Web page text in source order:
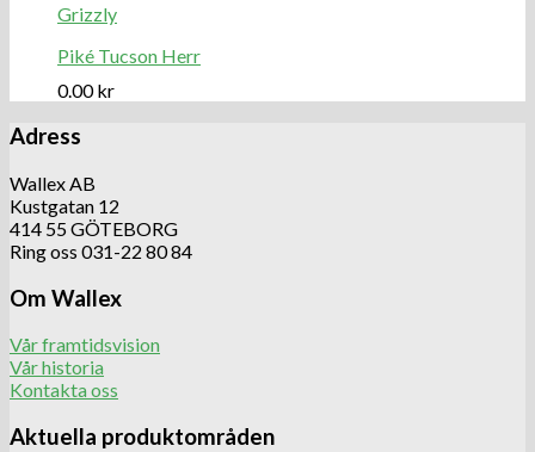
Grizzly
Piké Tucson Herr
0.00kr
Adress
Wallex AB
Kustgatan 12
414 55 GÖTEBORG
Ring oss 031-22 80 84
Om Wallex
Vår framtidsvision
Vår historia
Kontakta oss
Aktuella produktområden